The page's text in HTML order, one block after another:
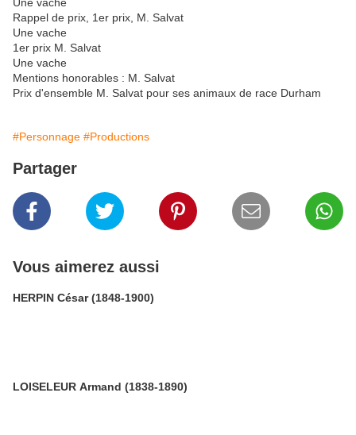
Rappel de prix, 1er prix, M. Salvat
Une vache
1er prix M. Salvat
Une vache
Mentions honorables : M. Salvat
Prix d'ensemble M. Salvat pour ses animaux de race Durham
#Personnage #Productions
Partager
Vous aimerez aussi
HERPIN César (1848-1900)
LOISELEUR Armand (1838-1890)